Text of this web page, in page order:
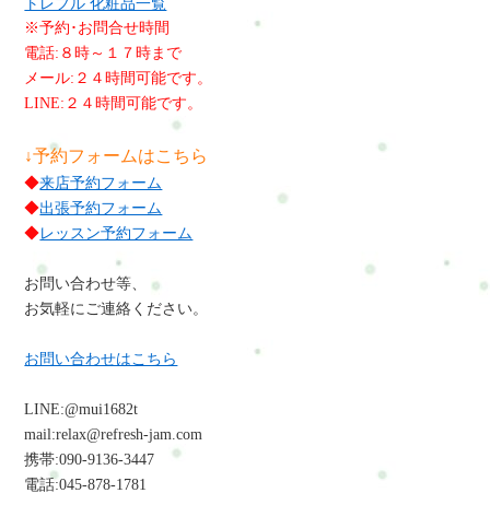
トレフル 化粧品一覧
※予約･お問合せ時間
電話:８時～１７時まで
メール:２４時間可能です。
LINE:２４時間可能です。
↓予約フォームはこちら
◆来店予約フォーム
◆出張予約フォーム
◆レッスン予約フォーム
お問い合わせ等、
お気軽にご連絡ください。
お問い合わせはこちら
LINE:@mui1682t
mail:relax@refresh-jam.com
携帯:090-9136-3447
電話:045-878-1781